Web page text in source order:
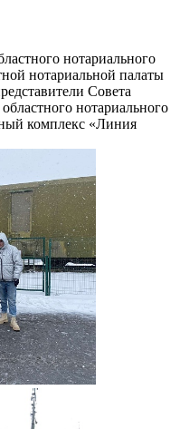
нотариального
нотариальной палаты
Совета
нотариального
комплекс «Линия